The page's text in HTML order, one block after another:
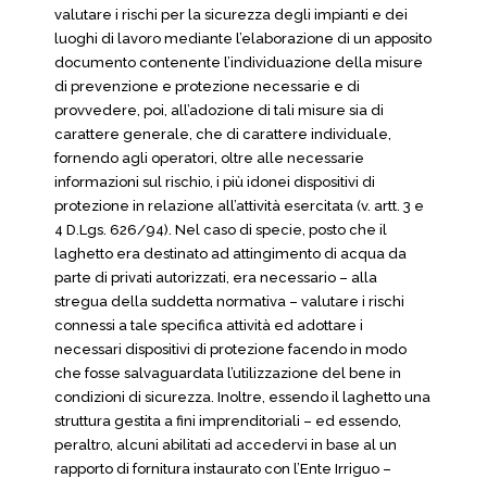
valutare i rischi per la sicurezza degli impianti e dei
luoghi di lavoro mediante l’elaborazione di un apposito
documento contenente l’individuazione della misure
di prevenzione e protezione necessarie e di
provvedere, poi, all’adozione di tali misure sia di
carattere generale, che di carattere individuale,
fornendo agli operatori, oltre alle necessarie
informazioni sul rischio, i più idonei dispositivi di
protezione in relazione all’attività esercitata (v. artt. 3 e
4 D.Lgs. 626/94). Nel caso di specie, posto che il
laghetto era destinato ad attingimento di acqua da
parte di privati autorizzati, era necessario – alla
stregua della suddetta normativa – valutare i rischi
connessi a tale specifica attività ed adottare i
necessari dispositivi di protezione facendo in modo
che fosse salvaguardata l’utilizzazione del bene in
condizioni di sicurezza. Inoltre, essendo il laghetto una
struttura gestita a fini imprenditoriali – ed essendo,
peraltro, alcuni abilitati ad accedervi in base al un
rapporto di fornitura instaurato con l’Ente Irriguo –